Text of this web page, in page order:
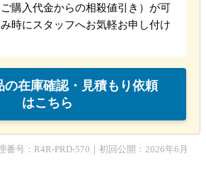
購入代金からの相殺値引き）が可
時にスタッフへお気軽お申し付け
在庫確認・見積もり依頼
はこちら
番号：R4R-PRD-570｜初回公開：2026年6月